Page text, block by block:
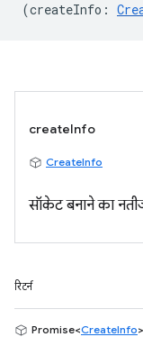
(createInfo :
createInfo
CreateInfo
सॉकेट बनाने का
रिटर्न
Promise<CreateInfo>